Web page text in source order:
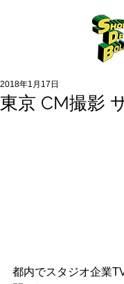
東京 CM撮影
2018年1月17日
都内でスタジオ企業